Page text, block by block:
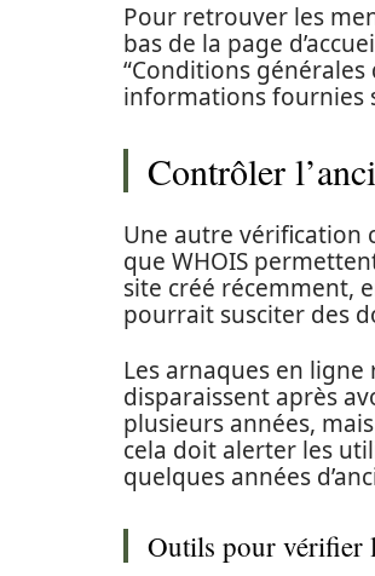
Pour retrouver les
bas de la page
“Conditions
informations fournies
Contrôler
Une autre vérification
que WHOIS
site créé récemment,
pourrait susciter des
Les arnaques en
disparaissent après
plusieurs années,
cela doit alerter les
quelques années
Outils pour vérifier